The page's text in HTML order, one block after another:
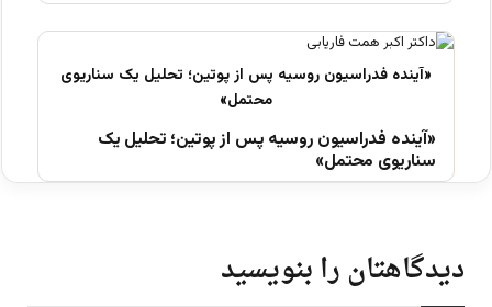
«آینده فدراسیون روسیه پس از پوتین؛ تحلیل یک
سناریوی محتمل»
دیدگاهتان را بنویسید